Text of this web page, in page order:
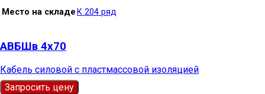
Место на складе К 204 ряд
АВБШв 4х70
Кабель силовой с пластмассовой изоляцией
Запросить цену